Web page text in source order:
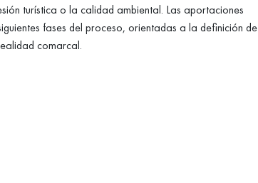
turística o la calidad ambiental. Las aportaciones
fases del proceso, orientadas a la definición de
comarcal.